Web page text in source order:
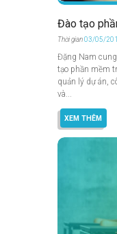
Đào tạo
Thời gian03/05/
Đặng Nam
tạo phần mềm
quản lý dự án,
và...
XEM THÊM